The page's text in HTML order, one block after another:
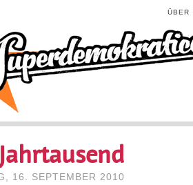
ÜBER
16. SEPTEMBER 2010